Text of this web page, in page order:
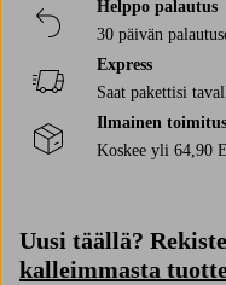
Helppo palautus
30 päivän
Express
Saat pakettisi
Ilmainen toimitus
Koskee yli 64,90
Uusi täällä?
kalleimmasta